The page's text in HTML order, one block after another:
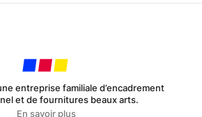
entreprise familiale d’encadrement
et de fournitures beaux arts.
En savoir plus